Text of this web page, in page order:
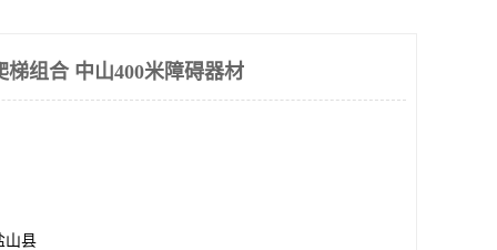
组合 中山400米障碍器材
山县